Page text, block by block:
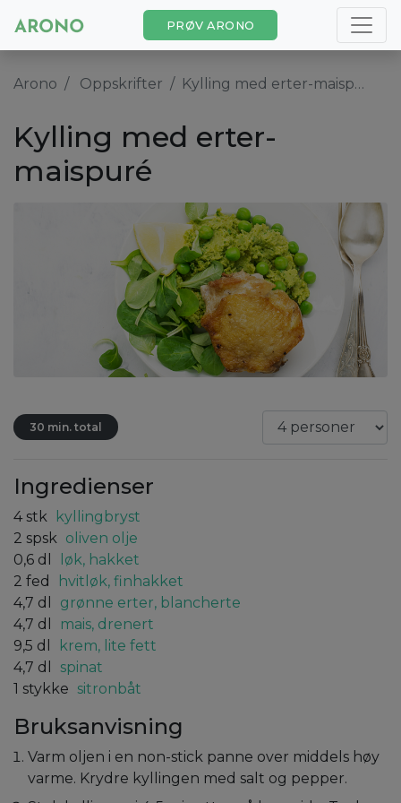
PRØV ARONO
Arono Oppskrifter Kylling med erter-maispuré
Kylling med erter-
maispuré
30 min. total
Ingredienser
4 stk
kyllingbryst
2 spsk oliven olje
0,6 dl
løk, hakket
2 fed
hvitløk, finhakket
4,7 dl
grønne erter, blancherte
4,7 dl
mais, drenert
9,5 dl
krem, lite fett
4,7 dl
spinat
1 stykke sitronbåt
Bruksanvisning
Varm oljen i en non-stick panne over middels høy
varme. Krydre kyllingen med salt og pepper.